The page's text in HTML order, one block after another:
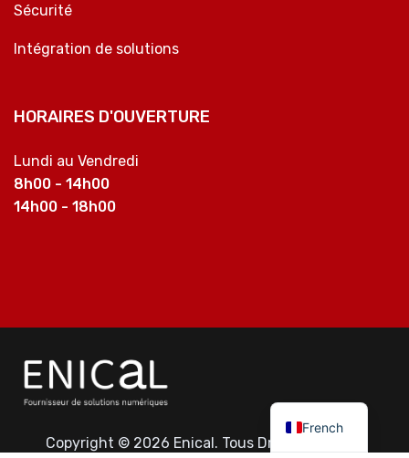
Sécurité
Intégration de solutions
HORAIRES D'OUVERTURE
Lundi au Vendredi
8h00 - 14h00
14h00 - 18h00
Copyright © 2026 Enical. Tous Droits Réservés
French